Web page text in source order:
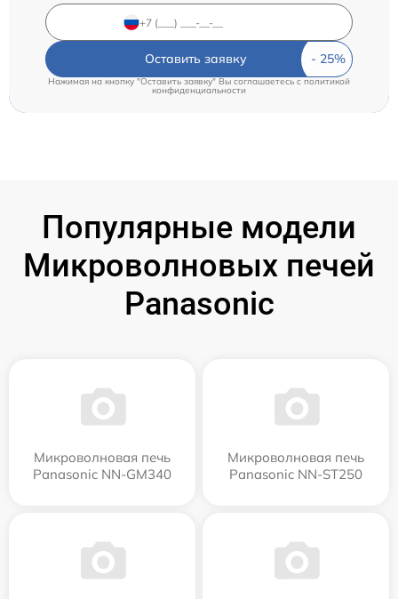
Оставить заявку
Нажимая на кнопку "Оставить заявку" Вы соглашаетесь cполитикой
конфиденциальности
Популярные модели
Микроволновых печей
Panasonic
Микроволновая печь
Panasonic NN-GM340
Микроволновая печь
Panasonic NN-ST250